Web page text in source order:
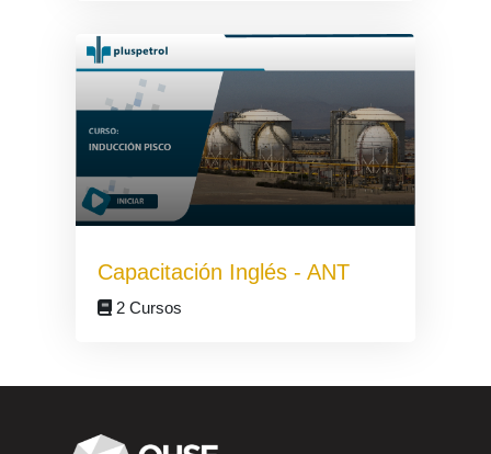
Capacitación Inglés - ANT
2 Cursos